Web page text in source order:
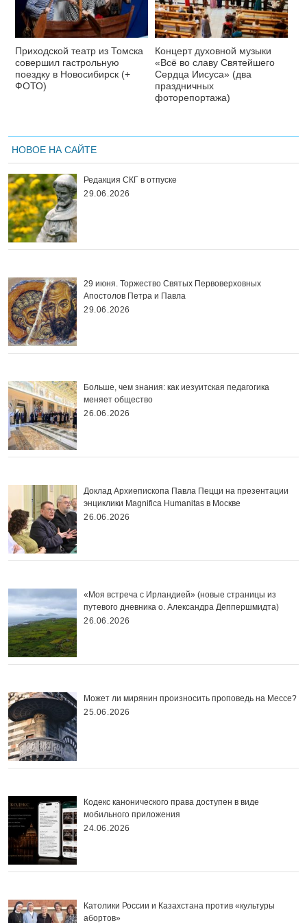
Приходской театр из Томска
совершил гастрольную
поездку в Новосибирск (+
ФОТО)
Концерт духовной музыки
«Всё во славу Святейшего
Сердца Иисуса» (два
праздничных
фоторепортажа)
НОВОЕ НА САЙТЕ
Редакция СКГ в отпуске
29.06.2026
29 июня. Торжество Святых Первоверховных
Апостолов Петра и Павла
29.06.2026
Больше, чем знания: как иезуитская педагогика
меняет общество
26.06.2026
Доклад Архиепископа Павла Пецци на презентации
энциклики Magnifica Нumanitas в Москве
26.06.2026
«Моя встреча с Ирландией» (новые страницы из
путевого дневника о. Александра Деппершмидта)
26.06.2026
Может ли мирянин произносить проповедь на Мессе?
25.06.2026
Кодекс канонического права доступен в виде
мобильного приложения
24.06.2026
Католики России и Казахстана против «культуры
абортов»